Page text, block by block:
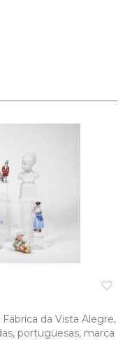
favorite_border
da Vista Alegre,
portuguesas, marca